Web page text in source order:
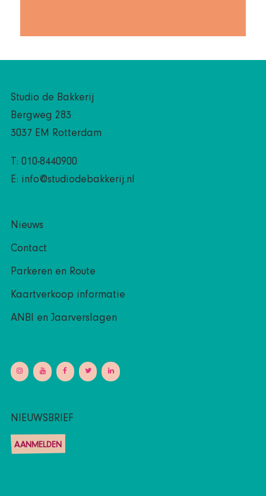
Studio de Bakkerij
Bergweg 283
3037 EM Rotterdam
T: 010-8440900
E: info@studiodebakkerij.nl
Nieuws
Contact
Parkeren en Route
Kaartverkoop informatie
ANBI en Jaarverslagen
NIEUWSBRIEF
AANMELDEN